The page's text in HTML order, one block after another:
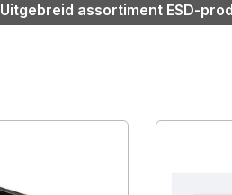
Uitgebreid assortiment ESD-